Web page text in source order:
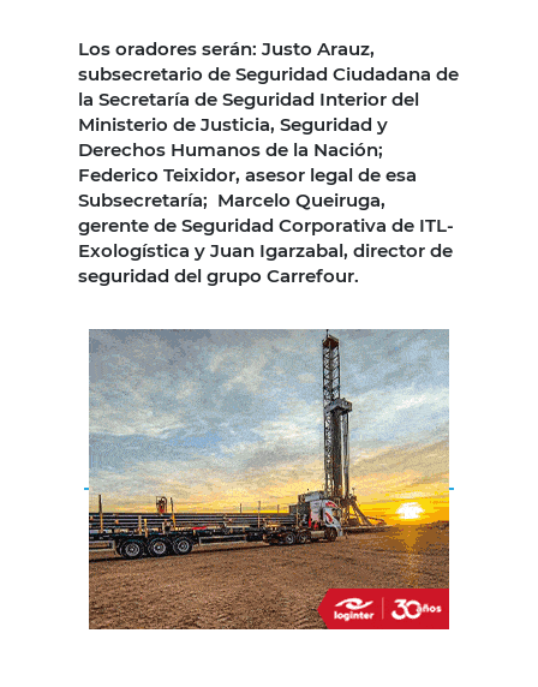
Los oradores serán: Justo Arauz,
subsecretario de Seguridad Ciudadana de
la Secretaría de Seguridad Interior del
Ministerio de Justicia, Seguridad y
Derechos Humanos de la Nación;
Federico Teixidor, asesor legal de esa
Subsecretaría; Marcelo Queiruga,
gerente de Seguridad Corporativa de ITL-
Exologística y Juan Igarzabal, director de
seguridad del grupo Carrefour.